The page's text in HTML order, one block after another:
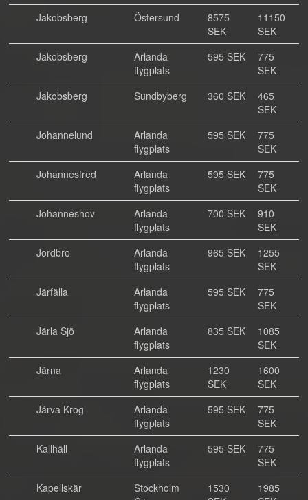
Jakobsberg
Östersund
8575
SEK
11150
SEK
Jakobsberg
Arlanda
flygplats
595 SEK
775
SEK
Jakobsberg
Sundbyberg 360 SEK
465
SEK
Johannelund
Arlanda
flygplats
595 SEK
775
SEK
Johannesfred
Arlanda
flygplats
595 SEK
775
SEK
Johanneshov
Arlanda
flygplats
700 SEK
910
SEK
Jordbro
Arlanda
flygplats
965 SEK
1255
SEK
Järfälla
Arlanda
flygplats
595 SEK
775
SEK
Järla Sjö
Arlanda
flygplats
835 SEK
1085
SEK
Järna
Arlanda
flygplats
1230
SEK
1600
SEK
Järva Krog
Arlanda
flygplats
595 SEK
775
SEK
Kallhäll
Arlanda
flygplats
595 SEK
775
SEK
Kapellskär
Stockholm
1530
1985